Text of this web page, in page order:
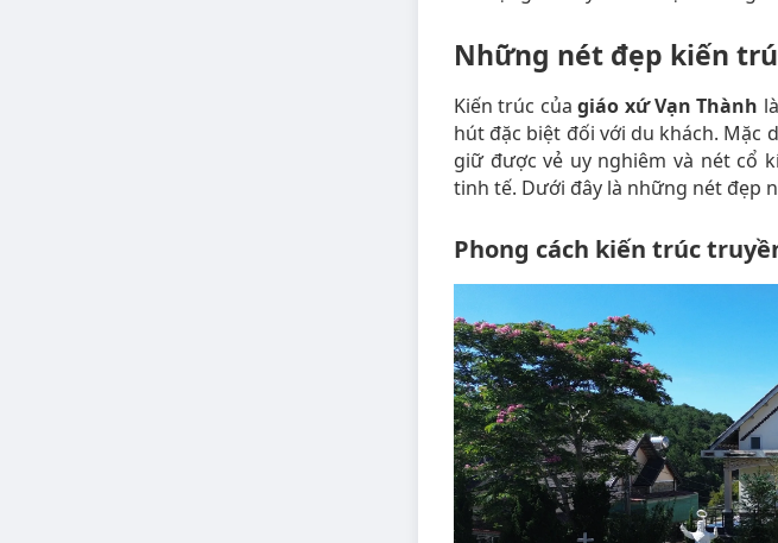
Những nét đẹp kiến
Kiến trúc củagiáo xứ Vạn Thành
hút đặc biệt đối với du khách. Mặc
giữ được vẻ uy nghiêm và nét cổ
tinh tế. Dưới đây là những nét đẹp
Phong cách kiến trúc